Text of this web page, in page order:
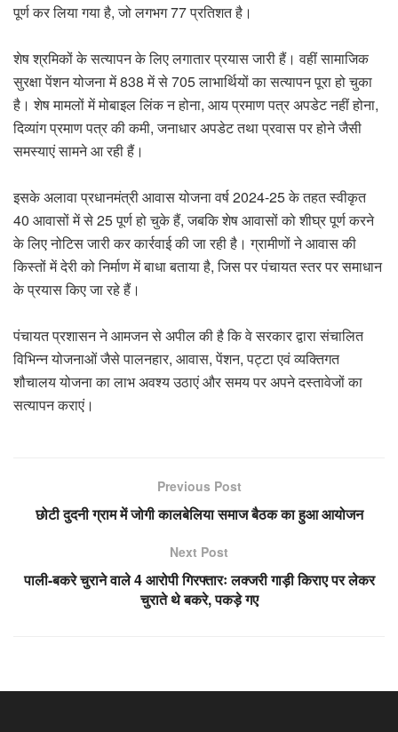
पूर्ण कर लिया गया है, जो लगभग 77 प्रतिशत है।
शेष श्रमिकों के सत्यापन के लिए लगातार प्रयास जारी हैं। वहीं सामाजिक
सुरक्षा पेंशन योजना में 838 में से 705 लाभार्थियों का सत्यापन पूरा हो चुका
है। शेष मामलों में मोबाइल लिंक न होना, आय प्रमाण पत्र अपडेट नहीं होना,
दिव्यांग प्रमाण पत्र की कमी, जनाधार अपडेट तथा प्रवास पर होने जैसी
समस्याएं सामने आ रही हैं।
इसके अलावा प्रधानमंत्री आवास योजना वर्ष 2024-25 के तहत स्वीकृत
40 आवासों में से 25 पूर्ण हो चुके हैं, जबकि शेष आवासों को शीघ्र पूर्ण करने
के लिए नोटिस जारी कर कार्रवाई की जा रही है। ग्रामीणों ने आवास की
किस्तों में देरी को निर्माण में बाधा बताया है, जिस पर पंचायत स्तर पर समाधान
के प्रयास किए जा रहे हैं।
पंचायत प्रशासन ने आमजन से अपील की है कि वे सरकार द्वारा संचालित
विभिन्न योजनाओं जैसे पालनहार, आवास, पेंशन, पट्टा एवं व्यक्तिगत
शौचालय योजना का लाभ अवश्य उठाएं और समय पर अपने दस्तावेजों का
सत्यापन कराएं।
Previous Post
छोटी दुदनी ग्राम में जोगी कालबेलिया समाज बैठक का हुआ आयोजन
Next Post
पाली-बकरे चुराने वाले 4 आरोपी गिरफ्तारः लक्जरी गाड़ी किराए पर लेकर
चुराते थे बकरे, पकड़े गए